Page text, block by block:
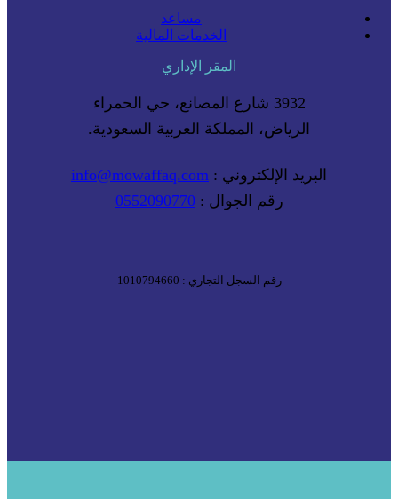
مساعد
الخدمات المالية
المقر الإداري
3932 شارع المصانع، حي الحمراء
الرياض، المملكة العربية السعودية.
البريد الإلكتروني : info@mowaffaq.com
رقم الجوال :0552090770
رقم السجل التجاري : 1010794660